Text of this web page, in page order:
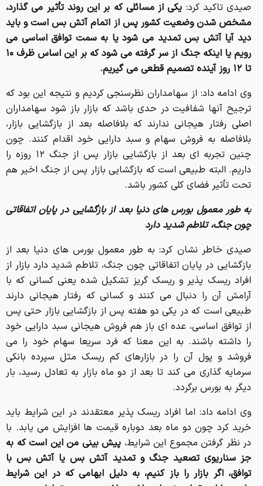
صیدی تاکید کرد: یکی از مسائلی که بر این روند تأثیر می گذارد،
مشخص شدن وضعیت کشور پس از اتمام آتش بس است و باید
دید آیا آتش بس تمدید می شود یا به سمت توافق اساسی می
رویم یا اینکه جنگ از سر گرفته می شود که بر این اساس ظرف ۱۰
تا ۱۲ روز آینده تصمیم قطعی می گیریم.
وی ادامه داد: از سهامداران نظرسنجی کردیم و نتیجه این بود که
ترجیح آنها شفافیت در حدی باشد که بازار باز شود سهامداران
اصلی رفتار هیجانی ندارند که بلافاصله بعد از بازگشایی بازار،
بلافاصله به فروش سهام و سبد دارایی خود اقدام کنند. چون
چنین تجربه ای بعد از بازگشایی بازار پس از جنگ ۱۲ روزه را
داریم. البته طبیعی است که بازگشایی بازار پس از جنگ اخیر هم
تحت تأثیر فضای کلی کشور باشد.
به طور معمول بورس های دنیا بعد از بازگشایی در پایان اتفاقاتی
چون جنگ، تلاطم شدید دارد
صیدی خاطر نشان کرد: به طور معمول بورس های دنیا بعد از
بازگشایی در پایان اتفاقاتی چون جنگ، تلاطم شدید دارد بازار از
افراد ریسک پذیر و ریسک گریز تشکیل شده یعنی کسانی که با
آرامش آن را دنبال می کنند و کسانی که رفتار هیجانی دارند
طبیعی است که در یکی دو هفته پس از بازگشایی بازار حتی پس
از توافق اساسی، عده ای باز هم فروش هیجانی سبد دارایی خود
را داشته باشند. به این معنا که فرد سریعا سهام خود را می
فروشد و پول آن را در بازارهای کم ریسک مثل سپرده بانکی
سرمایه گذاری می کند تا بعد از دو ماه بازار به تعادل رسید، بار
دیگر به بورس برگردد.
وی ادامه داد: اما افراد ریسک پذیر معتقدند در این شرایط باید
خرید کرد چون دو ماه بعد دوباره قیمت ها افزایش می یابد. با
در نظر گرفتن مجموع این شرایط، پیش بینی من این است که به
جز سناریوی تصعید جنگ و تمدید آتش بس یا آتش بس با
توافق، اگر بازار را باز کنیم، به دلیل ابهامی که در این شرایط